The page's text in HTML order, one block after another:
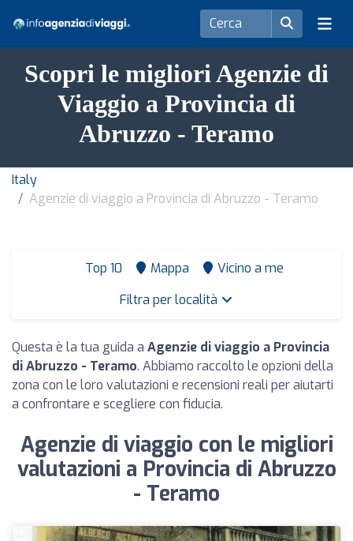
Scopri le migliori Agenzie di
Viaggio a Provincia di
Abruzzo - Teramo
Italy
Agenzie di viaggio a Provincia di Abruzzo - Teramo
Top 10 Mappa
Vicino a me
Filtra per località
Questa è la tua guida a Agenzie di viaggio a Provincia
di Abruzzo - Teramo. Abbiamo raccolto le opzioni della
zona con le loro valutazioni e recensioni reali per aiutarti
a confrontare e scegliere con fiducia.
Agenzie di viaggio con le migliori
valutazioni a Provincia di Abruzzo
- Teramo